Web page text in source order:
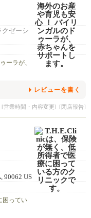
クゼーシ
ーラが、
レビューを書く
[営業時間・内容変更] [閉店報告]
90062 US
困ってい